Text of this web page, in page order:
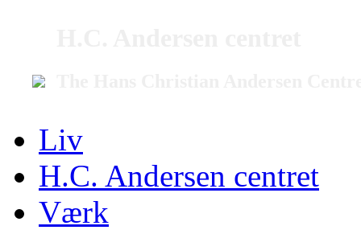
Liv
H.C. Andersen centret
Værk